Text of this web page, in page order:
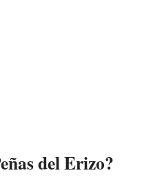
del Erizo?